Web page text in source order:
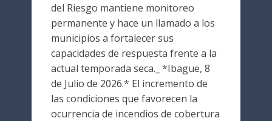
del Riesgo mantiene monitoreo
permanente y hace un llamado a los
municipios a fortalecer sus
capacidades de respuesta frente a la
actual temporada seca._ *Ibague, 8
de Julio de 2026.* El incremento de
las condiciones que favorecen la
ocurrencia de incendios de cobertura